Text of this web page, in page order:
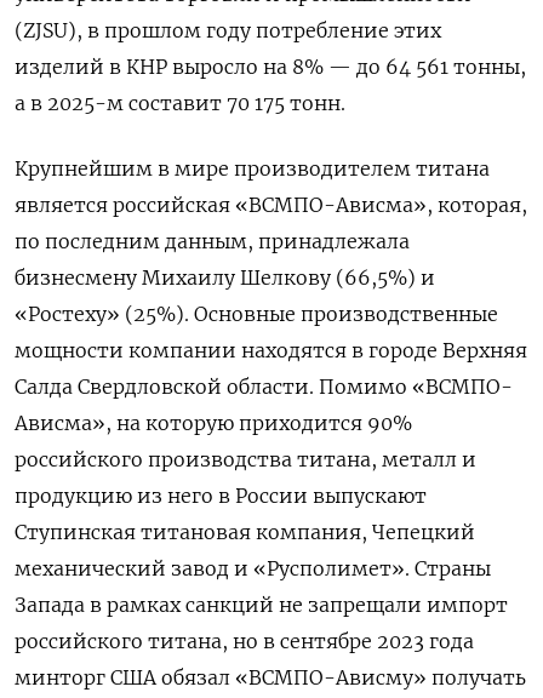
(ZJSU), в прошлом году потребление этих
изделий в КНР выросло на 8% — до 64 561 тонны,
а в 2025-м составит 70 175 тонн.
Крупнейшим в мире производителем титана
является российская «ВСМПО-Ависма», которая,
по последним данным, принадлежала
бизнесмену Михаилу Шелкову (66,5%) и
«Ростеху» (25%). Основные производственные
мощности компании находятся в городе Верхняя
Салда Свердловской области. Помимо «ВСМПО-
Ависма», на которую приходится 90%
российского производства титана, металл и
продукцию из него в России выпускают
Ступинская титановая компания, Чепецкий
механический завод и «Русполимет». Страны
Запада в рамках санкций не запрещали импорт
российского титана, но в сентябре 2023 года
минторг США обязал «ВСМПО-Ависму» получать